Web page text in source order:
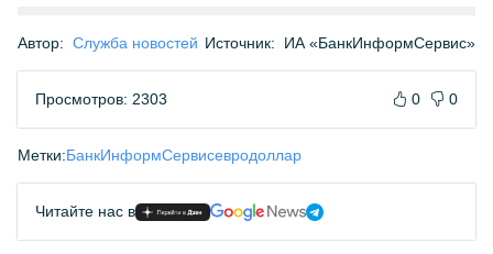
Автор: Служба новостей Источник: ИА «БанкИнформСервис»
Просмотров: 2303 0 0
Метки:БанкИнформСервисевродоллар
Читайте нас в